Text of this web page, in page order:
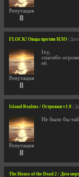
Репутация
8
FLOCK! Овцы против НЛО |
Репутация
8
Ixy,
спасибо
её.
Island Realms / Островки v1.0 |
Репутация
8
Не было бы
The House of the Dead 2 / Дом